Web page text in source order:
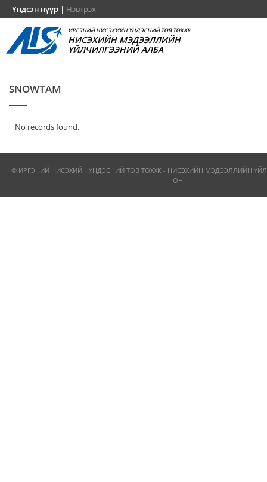
Үндсэн нүүр | Нэвтрэх
ИРГЭНИЙ НИСЭХИЙН ҮНДЭСНИЙ ТӨВ ТӨХХК
НИСЭХИЙН МЭДЭЭЛЛИЙН
ҮЙЛЧИЛГЭЭНИЙ АЛБА
SNOWTAM
No records found.
© ИРГЭНИЙ НИСЭХИЙН ҮНДЭСНИЙ ТӨВ ТӨХХК - НИСЭХИЙН МЭДЭЭЛЛИЙН
ОН